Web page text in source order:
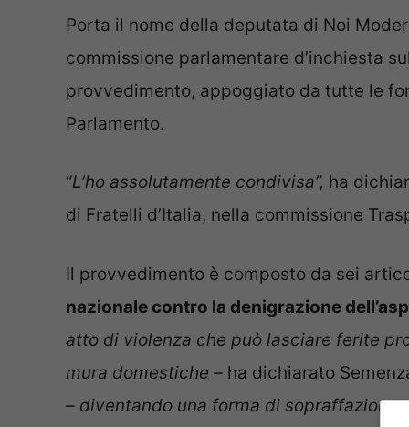
Porta il nome della deputata di Noi
commissione parlamentare d’inchiesta
provvedimento, appoggiato da tutte le
Parlamento.
“L’ho assolutamente condivisa”, ha
di Fratelli d’Italia, nella commissione
Il provvedimento è composto da sei
nazionale contro la denigrazione
atto di violenza che può lasciare ferite
mura domestiche – ha dichiarato
– diventando una forma di sopraffazione